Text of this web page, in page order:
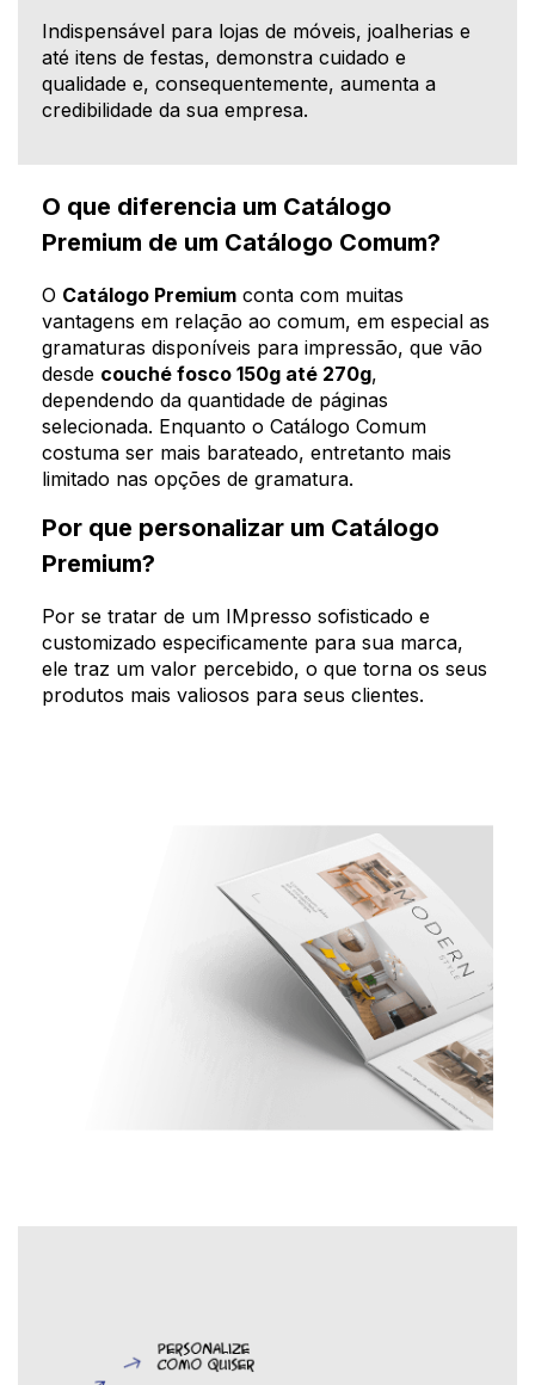
Indispensável para lojas de móveis, joalherias e
até itens de festas, demonstra cuidado e
qualidade e, consequentemente, aumenta a
credibilidade da sua empresa.
O que diferencia um Catálogo
Premium de um Catálogo Comum?
O Catálogo Premium conta com muitas
vantagens em relação ao comum, em especial as
gramaturas disponíveis para impressão, que vão
desde couché fosco 150g até 270g,
dependendo da quantidade de páginas
selecionada. Enquanto o Catálogo Comum
costuma ser mais barateado, entretanto mais
limitado nas opções de gramatura.
Por que personalizar um Catálogo
Premium?
Por se tratar de um IMpresso sofisticado e
customizado especificamente para sua marca,
ele traz um valor percebido, o que torna os seus
produtos mais valiosos para seus clientes.